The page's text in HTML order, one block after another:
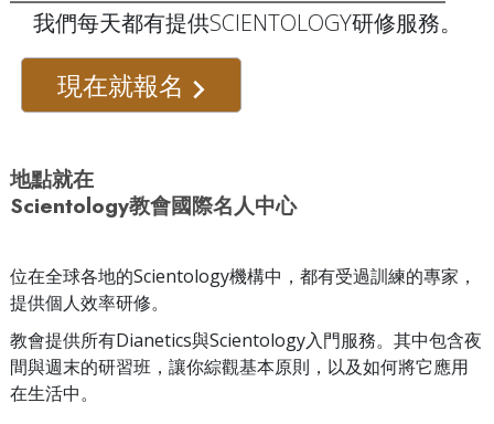
我們每天都有提供SCIENTOLOGY研修服務。
現在就報名
地點就在
Scientology教會國際名人中心
位在全球各地的Scientology機構中，都有受過訓練的專家，
提供個人效率研修。
教會提供所有Dianetics與Scientology入門服務。其中包含夜
間與週末的研習班，讓你綜觀基本原則，以及如何將它應用
在生活中。